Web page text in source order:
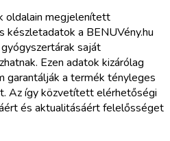
oldalain megjelenített
a BENUVény.hu
saját
Ezen adatok kizárólag
garantálják a termék tényleges
Az így közvetített elérhetőségi
és aktualitásáért felelősséget